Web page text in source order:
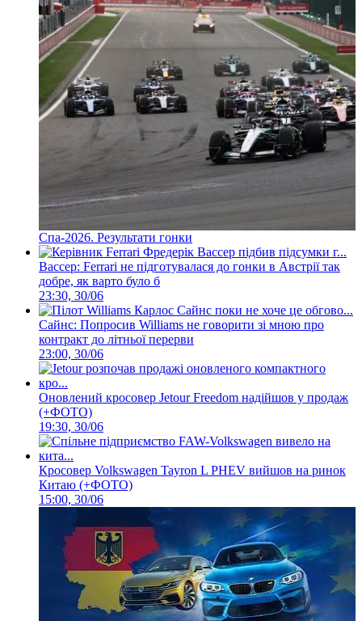
Спа-2026. Результати гонки
Вассер: Ferrari не підготувалася до гонки в Австрії так
добре, як варто було б
23:30, 30/06
Сайнс: Попросив Williams не говорити зі мною про
контракт до літньої перерви
23:00, 30/06
Оновлений кросовер Jetour Freedom надійшов у продаж
(+ФОТО)
19:30, 30/06
Кросовер Volkswagen Tayron L PHEV вийшов на ринок
Китаю (+ФОТО)
15:00, 30/06